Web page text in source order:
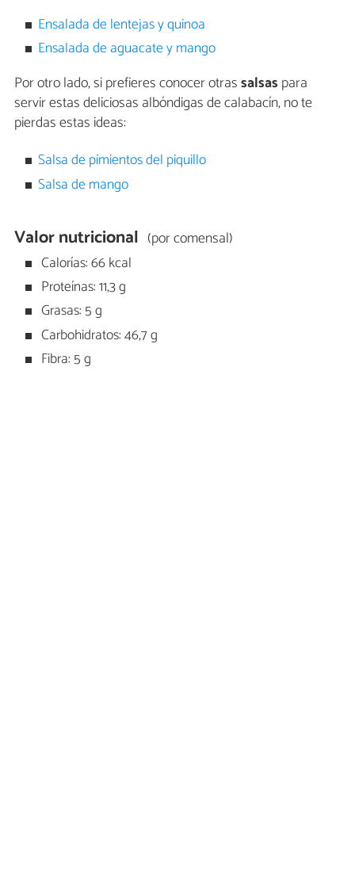
Ensalada de lentejas y quinoa
Ensalada de aguacate y mango
Por otro lado, si prefieres conocer otrassalsas para
servir estas deliciosas albóndigas de calabacín, no te
pierdas estas ideas:
Salsa de pimientos del piquillo
Salsa de mango
Valor nutricional (por comensal)
Calorías: 66 kcal
Proteínas: 11,3 g
Grasas: 5 g
Carbohidratos: 46,7 g
Fibra: 5 g